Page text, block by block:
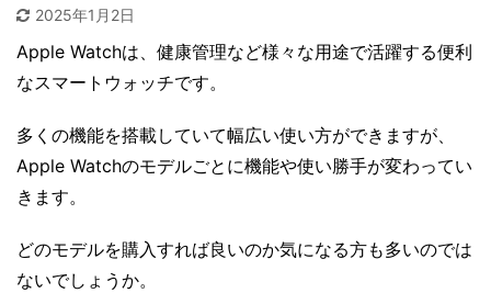
2025年1月2日
Apple Watchは、健康管理など様々な用途で活躍する便利
なスマートウォッチです。
多くの機能を搭載していて幅広い使い方ができますが、
Apple Watchのモデルごとに機能や使い勝手が変わってい
きます。
どのモデルを購入すれば良いのか気になる方も多いのでは
ないでしょうか。